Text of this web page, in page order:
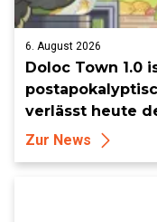
6. August 2026
Doloc Town 1.0
verlässt heute
Zur News